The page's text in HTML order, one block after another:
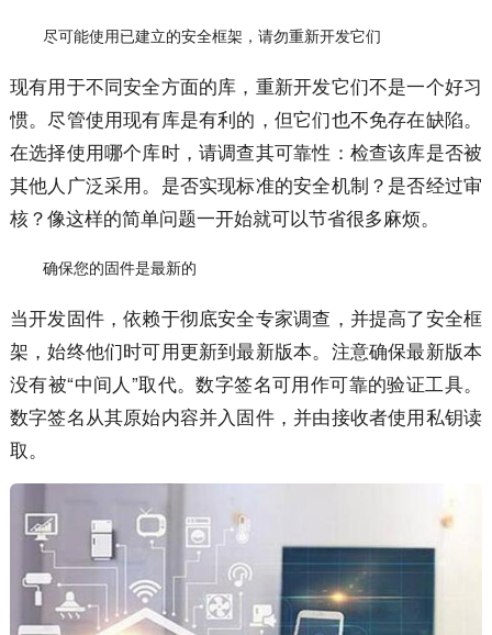
尽可能使用已建立的安全框架，请勿重新开发它们
现有用于不同安全方面的库，重新开发它们不是一个好习
惯。尽管使用现有库是有利的，但它们也不免存在缺陷。
在选择使用哪个库时，请调查其可靠性：检查该库是否被
其他人广泛采用。是否实现标准的安全机制？是否经过审
核？像这样的简单问题一开始就可以节省很多麻烦。
确保您的固件是最新的
当开发固件，依赖于彻底安全专家调查，并提高了安全框
架，始终他们时可用更新到最新版本。注意确保最新版本
没有被“中间人”取代。数字签名可用作可靠的验证工具。
数字签名从其原始内容并入固件，并由接收者使用私钥读
取。